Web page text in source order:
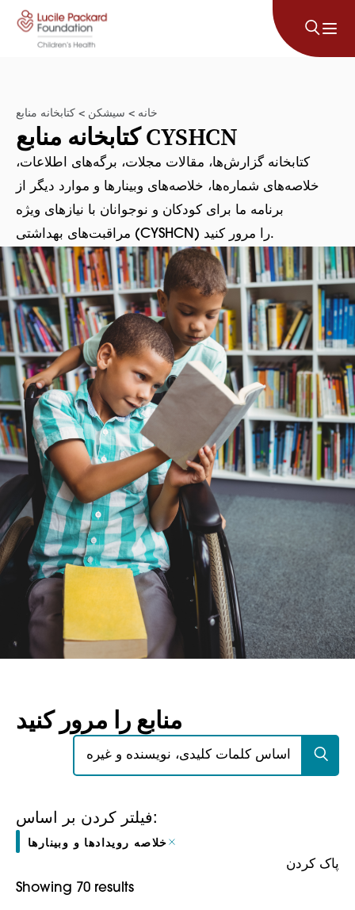
پرش به محتوا
خانه > سیشکن > کتابخانه منابع
کتابخانه منابع CYSHCN
کتابخانه گزارش‌ها، مقالات مجلات، برگه‌های اطلاعات،
خلاصه‌های شماره‌ها، خلاصه‌های وبینارها و موارد دیگر از
برنامه ما برای کودکان و نوجوانان با نیازهای ویژه
مراقبت‌های بهداشتی (CYSHCN) را مرور کنید.
منابع را مرور کنید
فیلتر کردن بر اساس:
خلاصه رویدادها و وبینارها
پاک کردن
Showing 70 results